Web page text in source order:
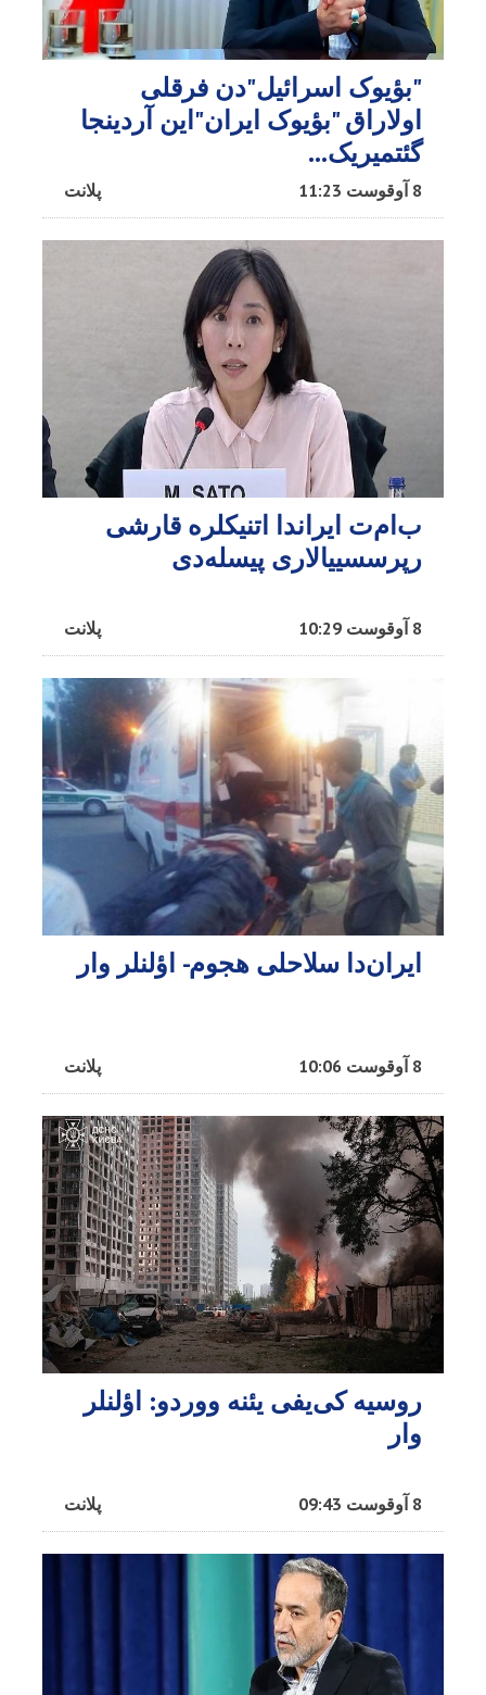
"بؤیوک اسرائیل"دن فرقلی
اولاراق "بؤیوک ایران"این آردینجا
گئتمیریک...
پلانت 8 آوقوست 11:23
ب‌ام‌ت ایراندا اتنیکلره قارشی
رپرسسییالاری پیسله‌دی
پلانت 8 آوقوست 10:29
ایران‌دا سلاحلی هجوم- اؤلنلر وار
پلانت 8 آوقوست 10:06
روسیه کی‌یفی یئنه ووردو: اؤلنلر
وار
پلانت 8 آوقوست 09:43